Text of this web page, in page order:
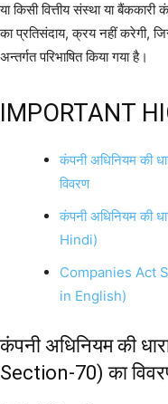
या किसी वित्तीय संस्था या
का प्रतिसंदाय, क्रय नहीं करेगी,
अन्तर्गत परिभाषित किया गया है।
IMPORTANT
कंपनी अधिनियम की
विवरण
कंपनी अधिनियम की
Hindi)
Companies Act
in English)
कंपनी अधिनियम की
Section-70) का